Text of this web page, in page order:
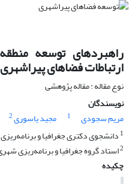
راهبردهای توسعه
ارتباطات فضاهای
نوع مقاله : مقاله پژوهشی
نویسندگان
مریم سجودی
1 مجید یاسوری2
1 دانشجوی دکتری جغرافیا و
2استاد گروه جغرافیا و برنامه‌ریزی
چکیده